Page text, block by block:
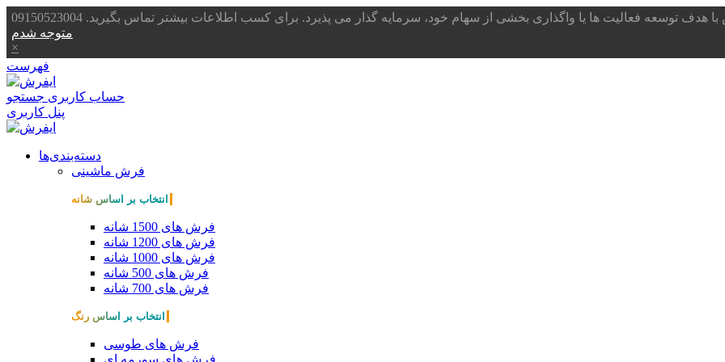
با هدف توسعه فعالیت ها یا واگذاری بخشی از سهام خود، سرمایه گذار می پذیرد. برای کسب اطلاعات بیشتر تماس بگیرید. 09150523004
متوجه شدم
×
فهرست
حساب کاربری جستجو
پنل کاربری
دسته‌بندی‌ها
فرش ماشینی
انتخاب بر اساس شانه
فرش های 1500 شانه
فرش های 1200 شانه
فرش های 1000 شانه
فرش های 500 شانه
فرش های 700 شانه
انتخاب بر اساس رنگ
فرش های طوسی
فرش های سورمه ای